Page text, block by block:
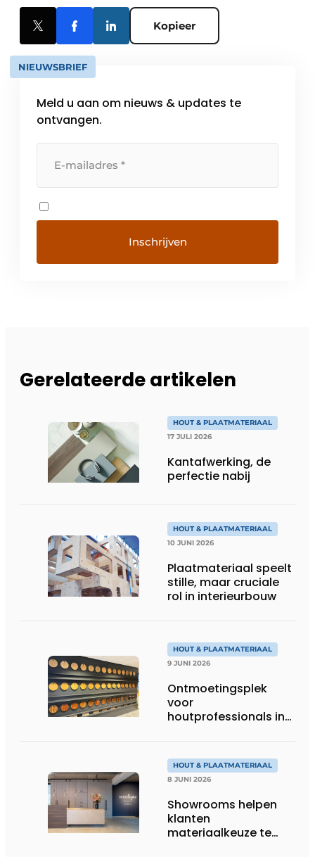
Kopieer
NIEUWSBRIEF
Meld u aan om nieuws & updates te
ontvangen.
Gerelateerde artikelen
HOUT & PLAATMATERIAAL
17 JULI 2026
Kantafwerking, de
perfectie nabij
HOUT & PLAATMATERIAAL
10 JUNI 2026
Plaatmateriaal speelt
stille, maar cruciale
rol in interieurbouw
HOUT & PLAATMATERIAAL
9 JUNI 2026
Ontmoetingsplek
voor
houtprofessionals in
HOUT & PLAATMATERIAAL
8 JUNI 2026
Showrooms helpen
klanten
materiaalkeuze te